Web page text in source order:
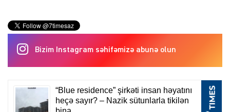
Bizim Instagram səhifəmizə abunə olun